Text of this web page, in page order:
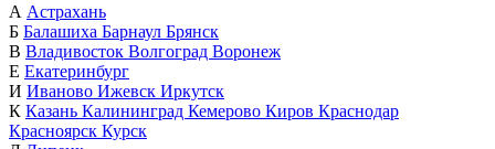
А Астрахань
Б Балашиха Барнаул Брянск
В Владивосток Волгоград Воронеж
Е Екатеринбург
И Иваново Ижевск Иркутск
К Казань Калининград Кемерово Киров Краснодар
Красноярск Курск